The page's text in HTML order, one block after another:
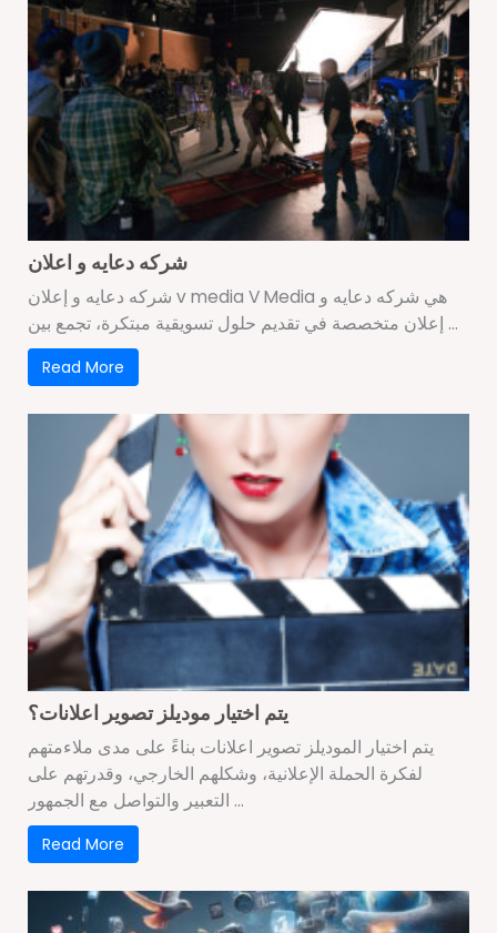
شركه دعايه و اعلان
شركه دعايه و إعلان v media V Media هي شركه دعايه و
إعلان متخصصة في تقديم حلول تسويقية مبتكرة، تجمع بين ...
Read More
يتم اختيار موديلز تصوير اعلانات؟
يتم اختيار الموديلز تصوير اعلانات بناءً على مدى ملاءمتهم
لفكرة الحملة الإعلانية، وشكلهم الخارجي، وقدرتهم على
التعبير والتواصل مع الجمهور ...
Read More